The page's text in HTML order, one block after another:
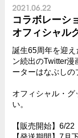
2021.06.22
コラボレーシ
オフィシャル
誕生65周年を迎え
ン続出のTwitter漫
ーターはなぶしの
オフィシャル・グ
い。
【販売開始】6/